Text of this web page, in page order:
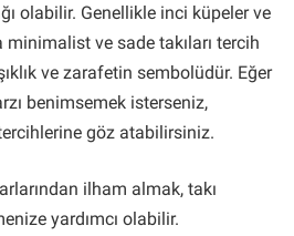
olabilir. Genellikle inci küpeler ve
ve sade takıları tercih
ve zarafetin sembolüdür. Eğer
benimsemek isterseniz,
göz atabilirsiniz.
ilham almak, takı
yardımcı olabilir.